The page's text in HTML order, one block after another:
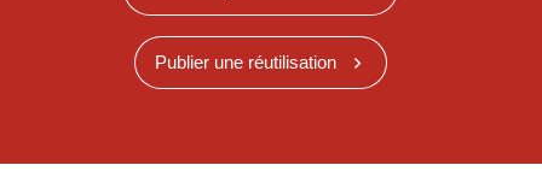
Publier une réutilisation